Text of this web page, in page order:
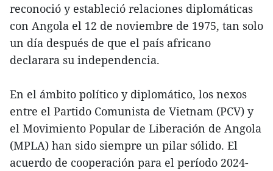
reconoció y estableció relaciones diplomáticas
con Angola el 12 de noviembre de 1975, tan solo
un día después de que el país africano
declarara su independencia.
En el ámbito político y diplomático, los nexos
entre el Partido Comunista de Vietnam (PCV) y
el Movimiento Popular de Liberación de Angola
(MPLA) han sido siempre un pilar sólido. El
acuerdo de cooperación para el período 2024-